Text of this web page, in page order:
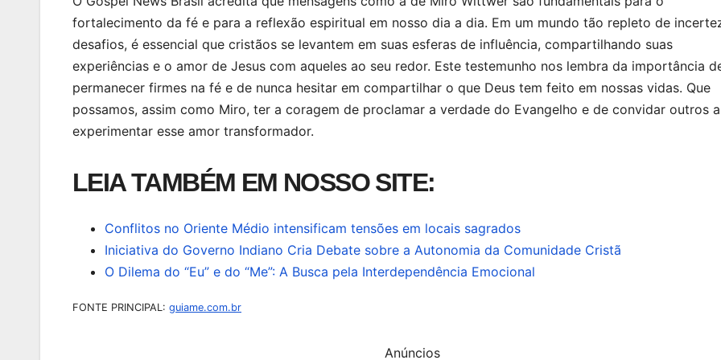
fortalecimento da fé e para a reflexão espiritual em nosso dia a dia. Em um mundo tão repleto de
desafios, é essencial que cristãos se levantem em suas esferas de influência, compartilhando suas
experiências e o amor de Jesus com aqueles ao seu redor. Este testemunho nos lembra da importância
permanecer firmes na fé e de nunca hesitar em compartilhar o que Deus tem feito em nossas vidas. Que
possamos, assim como Miro, ter a coragem de proclamar a verdade do Evangelho e de convidar outros a
experimentar esse amor transformador.
LEIA TAMBÉM EM NOSSO SITE:
Conflitos no Oriente Médio intensificam tensões em locais sagrados
Iniciativa do Governo Indiano Cria Debate sobre a Autonomia da Comunidade Cristã
O Dilema do “Eu” e do “Me”: A Busca pela Interdependência Emocional
FONTE PRINCIPAL: guiame.com.br
Anúncios